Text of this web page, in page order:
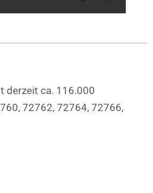
derzeit ca. 116.000
72762, 72764, 72766,